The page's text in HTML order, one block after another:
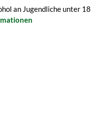
an Jugendliche unter 18